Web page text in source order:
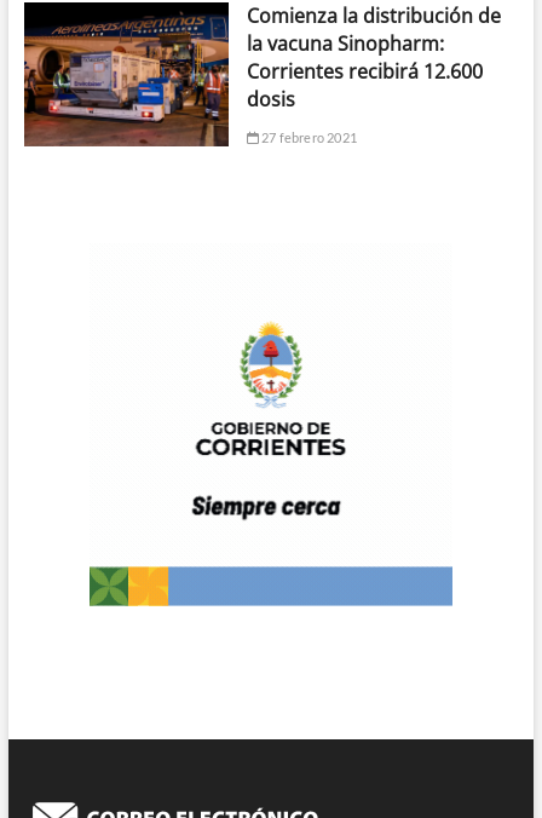
Comienza la distribución de
la vacuna Sinopharm:
Corrientes recibirá 12.600
dosis
27 febrero 2021